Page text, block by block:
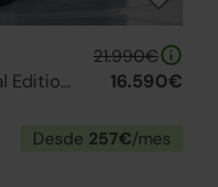
1.0 TSI S&S X-Perience Special Edition 115
21.990€
16.590€
Desde 257€/mes